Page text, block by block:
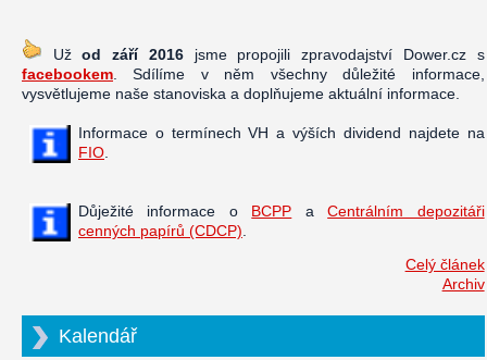
Užod září 2016jsme propojili zpravodajství Dower.cz s
facebookem . Sdílíme v něm všechny důležité informace,
vysvětlujeme naše stanoviska a doplňujeme aktuální informace.
Informace o termínech VH a výších dividend najdete na
FIO
Důježité informace o BCPP aCentrálním depozitáři
cenných papírů (CDCP)
Celý článek
Archiv
Kalendář